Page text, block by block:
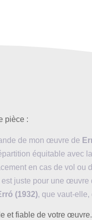
pièce :
de mon œuvre de
équitable avec
en cas de vol ou
est juste pour une œuvre
(1932), que vaut-
et fiable de votre œuvre.